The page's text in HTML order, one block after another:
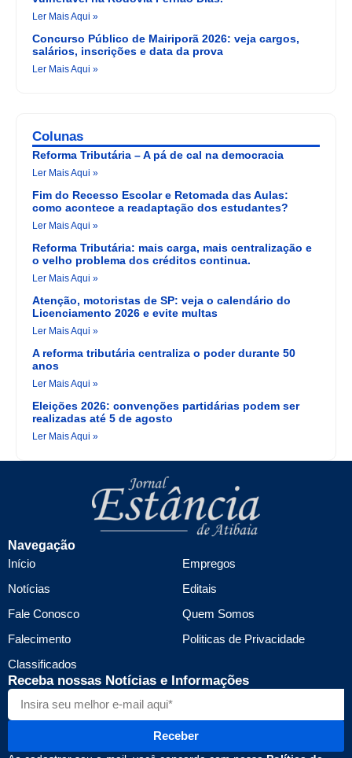
Ler Mais Aqui »
Concurso Público de Mairiporã 2026: veja cargos,
salários, inscrições e data da prova
Ler Mais Aqui »
Colunas
Reforma Tributária – A pá de cal na democracia
Ler Mais Aqui »
Fim do Recesso Escolar e Retomada das Aulas:
como acontece a readaptação dos estudantes?
Ler Mais Aqui »
Reforma Tributária: mais carga, mais centralização e
o velho problema dos créditos continua.
Ler Mais Aqui »
Atenção, motoristas de SP: veja o calendário do
Licenciamento 2026 e evite multas
Ler Mais Aqui »
A reforma tributária centraliza o poder durante 50
anos
Ler Mais Aqui »
Eleições 2026: convenções partidárias podem ser
realizadas até 5 de agosto
Ler Mais Aqui »
Navegação
Início
Notícias
Fale Conosco
Falecimento
Classificados
Empregos
Editais
Quem Somos
Politicas de Privacidade
Receba nossas Notícias e Informações
Receber